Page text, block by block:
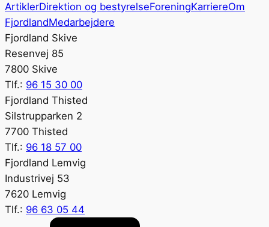
ArtiklerDirektion og bestyrelseForeningKarriereOm
FjordlandMedarbejdere
Fjordland Skive
Resenvej 85
7800 Skive
Tlf.: 96 15 30 00
Fjordland Thisted
Silstrupparken 2
7700 Thisted
Tlf.: 96 18 57 00
Fjordland Lemvig
Industrivej 53
7620 Lemvig
Tlf.: 96 63 05 44